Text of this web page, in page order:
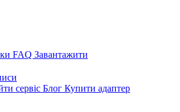
FAQ Завантажити
сервіс Блог Купити адаптер